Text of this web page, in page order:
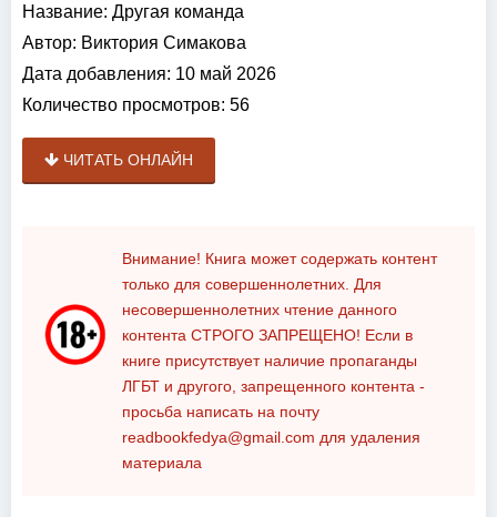
Название: Другая команда
Автор: Виктория Симакова
Дата добавления: 10 май 2026
Количество просмотров: 56
ЧИТАТЬ ОНЛАЙН
Внимание! Книга может содержать контент
только для совершеннолетних. Для
несовершеннолетних чтение данного
контента СТРОГО ЗАПРЕЩЕНО! Если в
книге присутствует наличие пропаганды
ЛГБТ и другого, запрещенного контента -
просьба написать на почту
readbookfedya@gmail.com для удаления
материала